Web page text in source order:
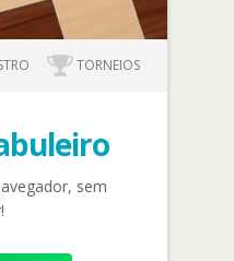
TORNEIOS
sem